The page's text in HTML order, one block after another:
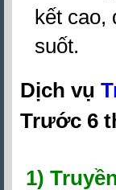
kết cao,
suốt.
Dịch vụ
Trước 6
1)